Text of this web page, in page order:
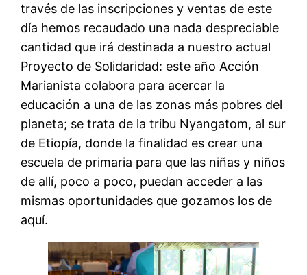
través de las inscripciones y ventas de este
día hemos recaudado una nada despreciable
cantidad que irá destinada a nuestro actual
Proyecto de Solidaridad: este año Acción
Marianista colabora para acercar la
educación a una de las zonas más pobres del
planeta; se trata de la tribu Nyangatom, al sur
de Etiopía, donde la finalidad es crear una
escuela de primaria para que las niñas y niños
de allí, poco a poco, puedan acceder a las
mismas oportunidades que gozamos los de
aquí.